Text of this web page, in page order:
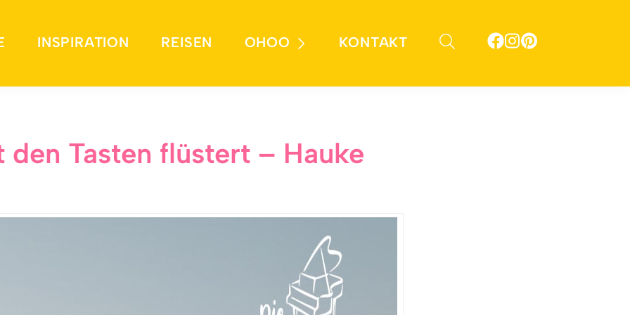
INSPIRATION REISEN OHOO KONTAKT
den Tasten flüstert – Hauke